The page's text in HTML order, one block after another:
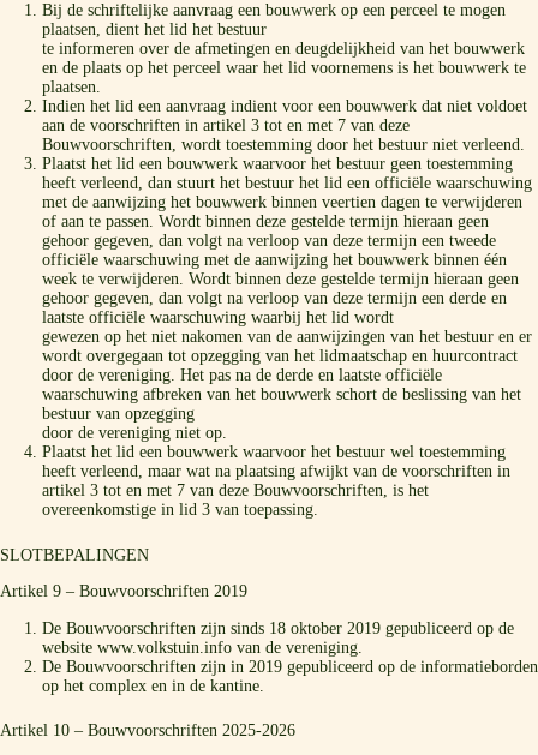
Bij de schriftelijke aanvraag een bouwwerk op een perceel te mogen
plaatsen, dient het lid het bestuur
te informeren over de afmetingen en deugdelijkheid van het bouwwerk
en de plaats op het perceel waar het lid voornemens is het bouwwerk te
plaatsen.
Indien het lid een aanvraag indient voor een bouwwerk dat niet voldoet
aan de voorschriften in artikel 3 tot en met 7 van deze
Bouwvoorschriften, wordt toestemming door het bestuur niet verleend.
Plaatst het lid een bouwwerk waarvoor het bestuur geen toestemming
heeft verleend, dan stuurt het bestuur het lid een officiële waarschuwing
met de aanwijzing het bouwwerk binnen veertien dagen te verwijderen
of aan te passen. Wordt binnen deze gestelde termijn hieraan geen
gehoor gegeven, dan volgt na verloop van deze termijn een tweede
officiële waarschuwing met de aanwijzing het bouwwerk binnen één
week te verwijderen. Wordt binnen deze gestelde termijn hieraan geen
gehoor gegeven, dan volgt na verloop van deze termijn een derde en
laatste officiële waarschuwing waarbij het lid wordt
gewezen op het niet nakomen van de aanwijzingen van het bestuur en er
wordt overgegaan tot opzegging van het lidmaatschap en huurcontract
door de vereniging. Het pas na de derde en laatste officiële
waarschuwing afbreken van het bouwwerk schort de beslissing van het
bestuur van opzegging
door de vereniging niet op.
Plaatst het lid een bouwwerk waarvoor het bestuur wel toestemming
heeft verleend, maar wat na plaatsing afwijkt van de voorschriften in
artikel 3 tot en met 7 van deze Bouwvoorschriften, is het
overeenkomstige in lid 3 van toepassing.
SLOTBEPALINGEN
Artikel 9 – Bouwvoorschriften 2019
De Bouwvoorschriften zijn sinds 18 oktober 2019 gepubliceerd op de
website www.volkstuin.info van de vereniging.
De Bouwvoorschriften zijn in 2019 gepubliceerd op de informatieborden
op het complex en in de kantine.
Artikel 10 – Bouwvoorschriften 2025-2026